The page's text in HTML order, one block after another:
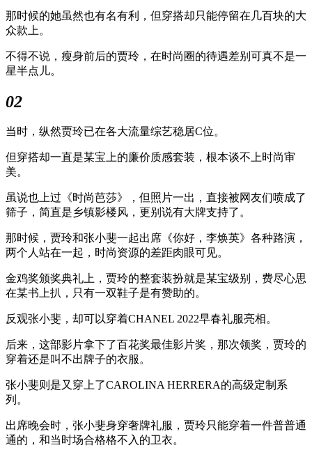
那时候的她虽然也有名有利，但穿搭却只能停留在几百块的大
众款上。
不得不说，瘦身前后的贾玲，在时尚圈的待遇差别可真不是一
星半点儿。
02
当时，纵然贾玲已在各大流量综艺稳居C位。
但穿搭却一直是某宝上的廉价质感套装，根本谈不上时尚审
美。
虽说也上过《时尚芭莎》，但照片一出，直接被网友们喷成了
筛子，简直是乡镇影楼风，更别说有大牌支持了。
那时候，贾玲和张小斐一起出席《你好，李焕英》各种路演，
两个人站在一起，时尚资源的差距肉眼可见。
金鸡奖颁奖典礼上，贾玲的整套装扮就是某宝级别，费尽心思
在某书上扒，只有一双鞋子是有赞助的。
反观张小斐，却可以穿着CHANEL 2022早春礼服亮相。
后来，这部影片拿下了百花奖最佳影片奖，那次领奖，贾玲的
穿着还是叫不出牌子的衣服。
张小斐则是又穿上了CAROLINA HERRERA的高级定制系
列。
出席晚会时，张小斐身穿奢牌礼服，贾玲只能穿着一件普普通
通的，和当时场合格格不入的卫衣。